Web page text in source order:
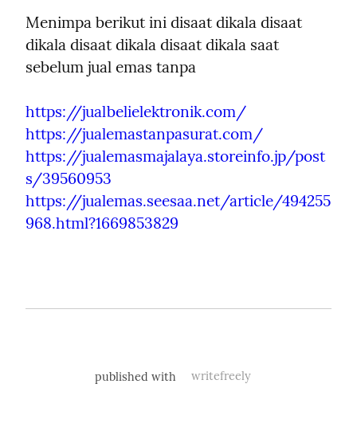
Menimpa berikut ini disaat dikala disaat
dikala disaat dikala disaat dikala saat
sebelum jual emas tanpa
https://jualbelielektronik.com/
https://jualemastanpasurat.com/
https://jualemasmajalaya.storeinfo.jp/post
s/39560953
https://jualemas.seesaa.net/article/494255
968.html?1669853829
published with writefreely